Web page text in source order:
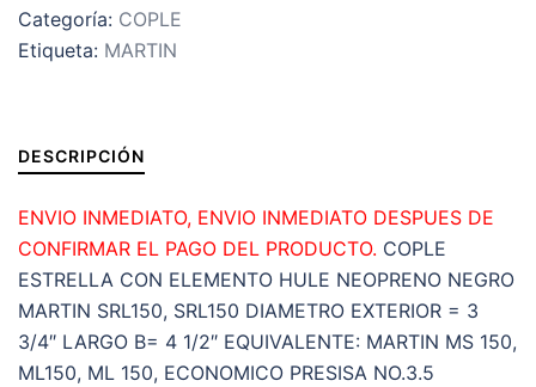
DE
FUNDICION
3/4″
LARGO
4
1/2″
cantidad
Categoría: COPLE
Etiqueta: MARTIN
DESCRIPCIÓN
ENVIO INMEDIATO, ENVIO INMEDIATO DESPUES DE
CONFIRMAR EL PAGO DEL PRODUCTO. COPLE
ESTRELLA CON ELEMENTO HULE NEOPRENO NEGRO
MARTIN SRL150, SRL150 DIAMETRO EXTERIOR = 3
3/4″ LARGO B= 4 1/2″ EQUIVALENTE: MARTIN MS 150,
ML150, ML 150, ECONOMICO PRESISA NO.3.5